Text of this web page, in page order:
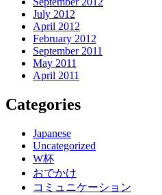
July 2012
April 2012
February 2012
September 2011
May 2011
April 2011
Categories
Japanese
Uncategorized
W杯
おでかけ
コミュニケーション